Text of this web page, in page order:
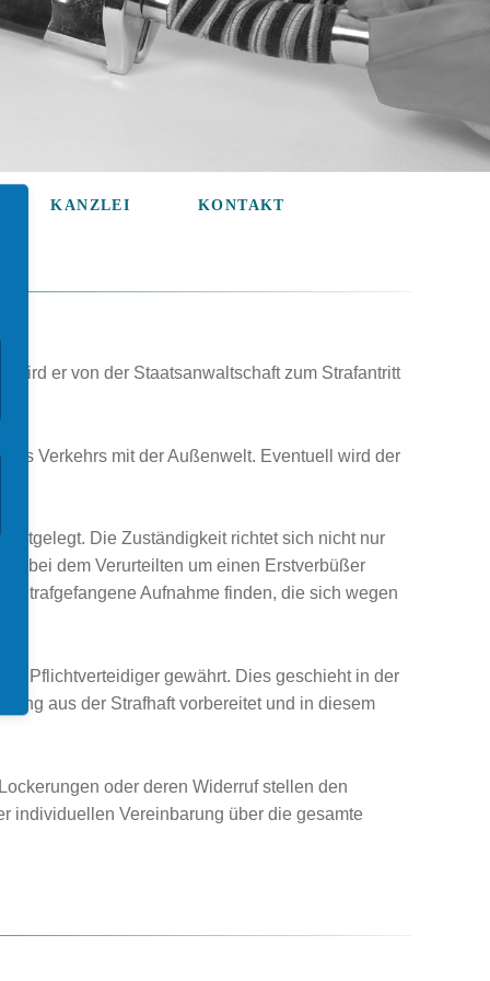
KANZLEI KONTAKT
wird er von der Staatsanwaltschaft zum Strafantritt
Verkehrs mit der Außenwelt. Eventuell wird der
Die Zuständigkeit richtet sich nicht nur
bei dem Verurteilten um einen Erstverbüßer
Strafgefangene Aufnahme finden, die sich wegen
Pflichtverteidiger gewährt. Dies geschieht in der
aus der Strafhaft vorbereitet und in diesem
oder deren Widerruf stellen den
individuellen Vereinbarung über die gesamte